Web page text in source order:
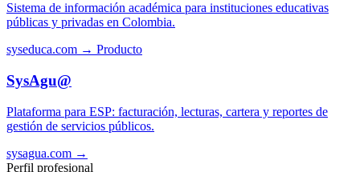
Sistema de información académica para instituciones educativas
públicas y privadas en Colombia.
syseduca.com → Producto
SysAgu@
Plataforma para ESP: facturación, lecturas, cartera y reportes de
gestión de servicios públicos.
sysagua.com →
Perfil profesional